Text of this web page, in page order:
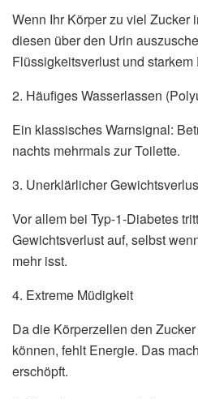
Wenn Ihr Körper zu viel Zucker
diesen über den Urin
Flüssigkeitsverlust und starkem
2. Häufiges Wasserlassen
Ein klassisches Warnsignal:
nachts mehrmals zur Toilette.
3. Unerklärlicher
Vor allem bei Typ-1-Diabetes
Gewichtsverlust auf, selbst
mehr isst.
4. Extreme Müdigkeit
Da die Körperzellen den
können, fehlt Energie. Das
erschöpft.